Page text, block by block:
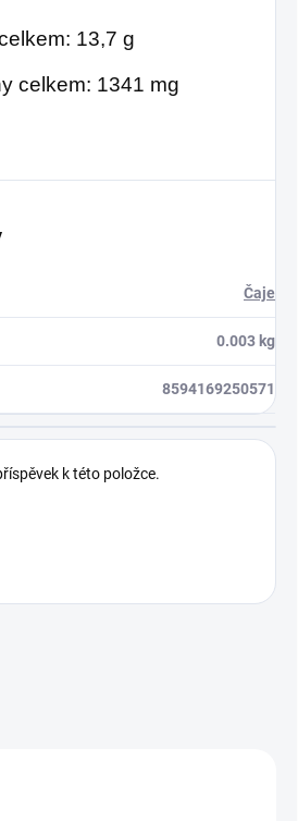
13,7 g
celkem: 1341 mg
Čaje
0.003 kg
8594169250571
k této položce.